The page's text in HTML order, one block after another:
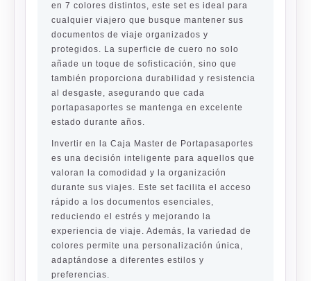
en 7 colores distintos, este set es ideal para
cualquier viajero que busque mantener sus
documentos de viaje organizados y
protegidos. La superficie de cuero no solo
añade un toque de sofisticación, sino que
también proporciona durabilidad y resistencia
al desgaste, asegurando que cada
portapasaportes se mantenga en excelente
estado durante años.
Invertir en la Caja Master de Portapasaportes
es una decisión inteligente para aquellos que
valoran la comodidad y la organización
durante sus viajes. Este set facilita el acceso
rápido a los documentos esenciales,
reduciendo el estrés y mejorando la
experiencia de viaje. Además, la variedad de
colores permite una personalización única,
adaptándose a diferentes estilos y
preferencias.